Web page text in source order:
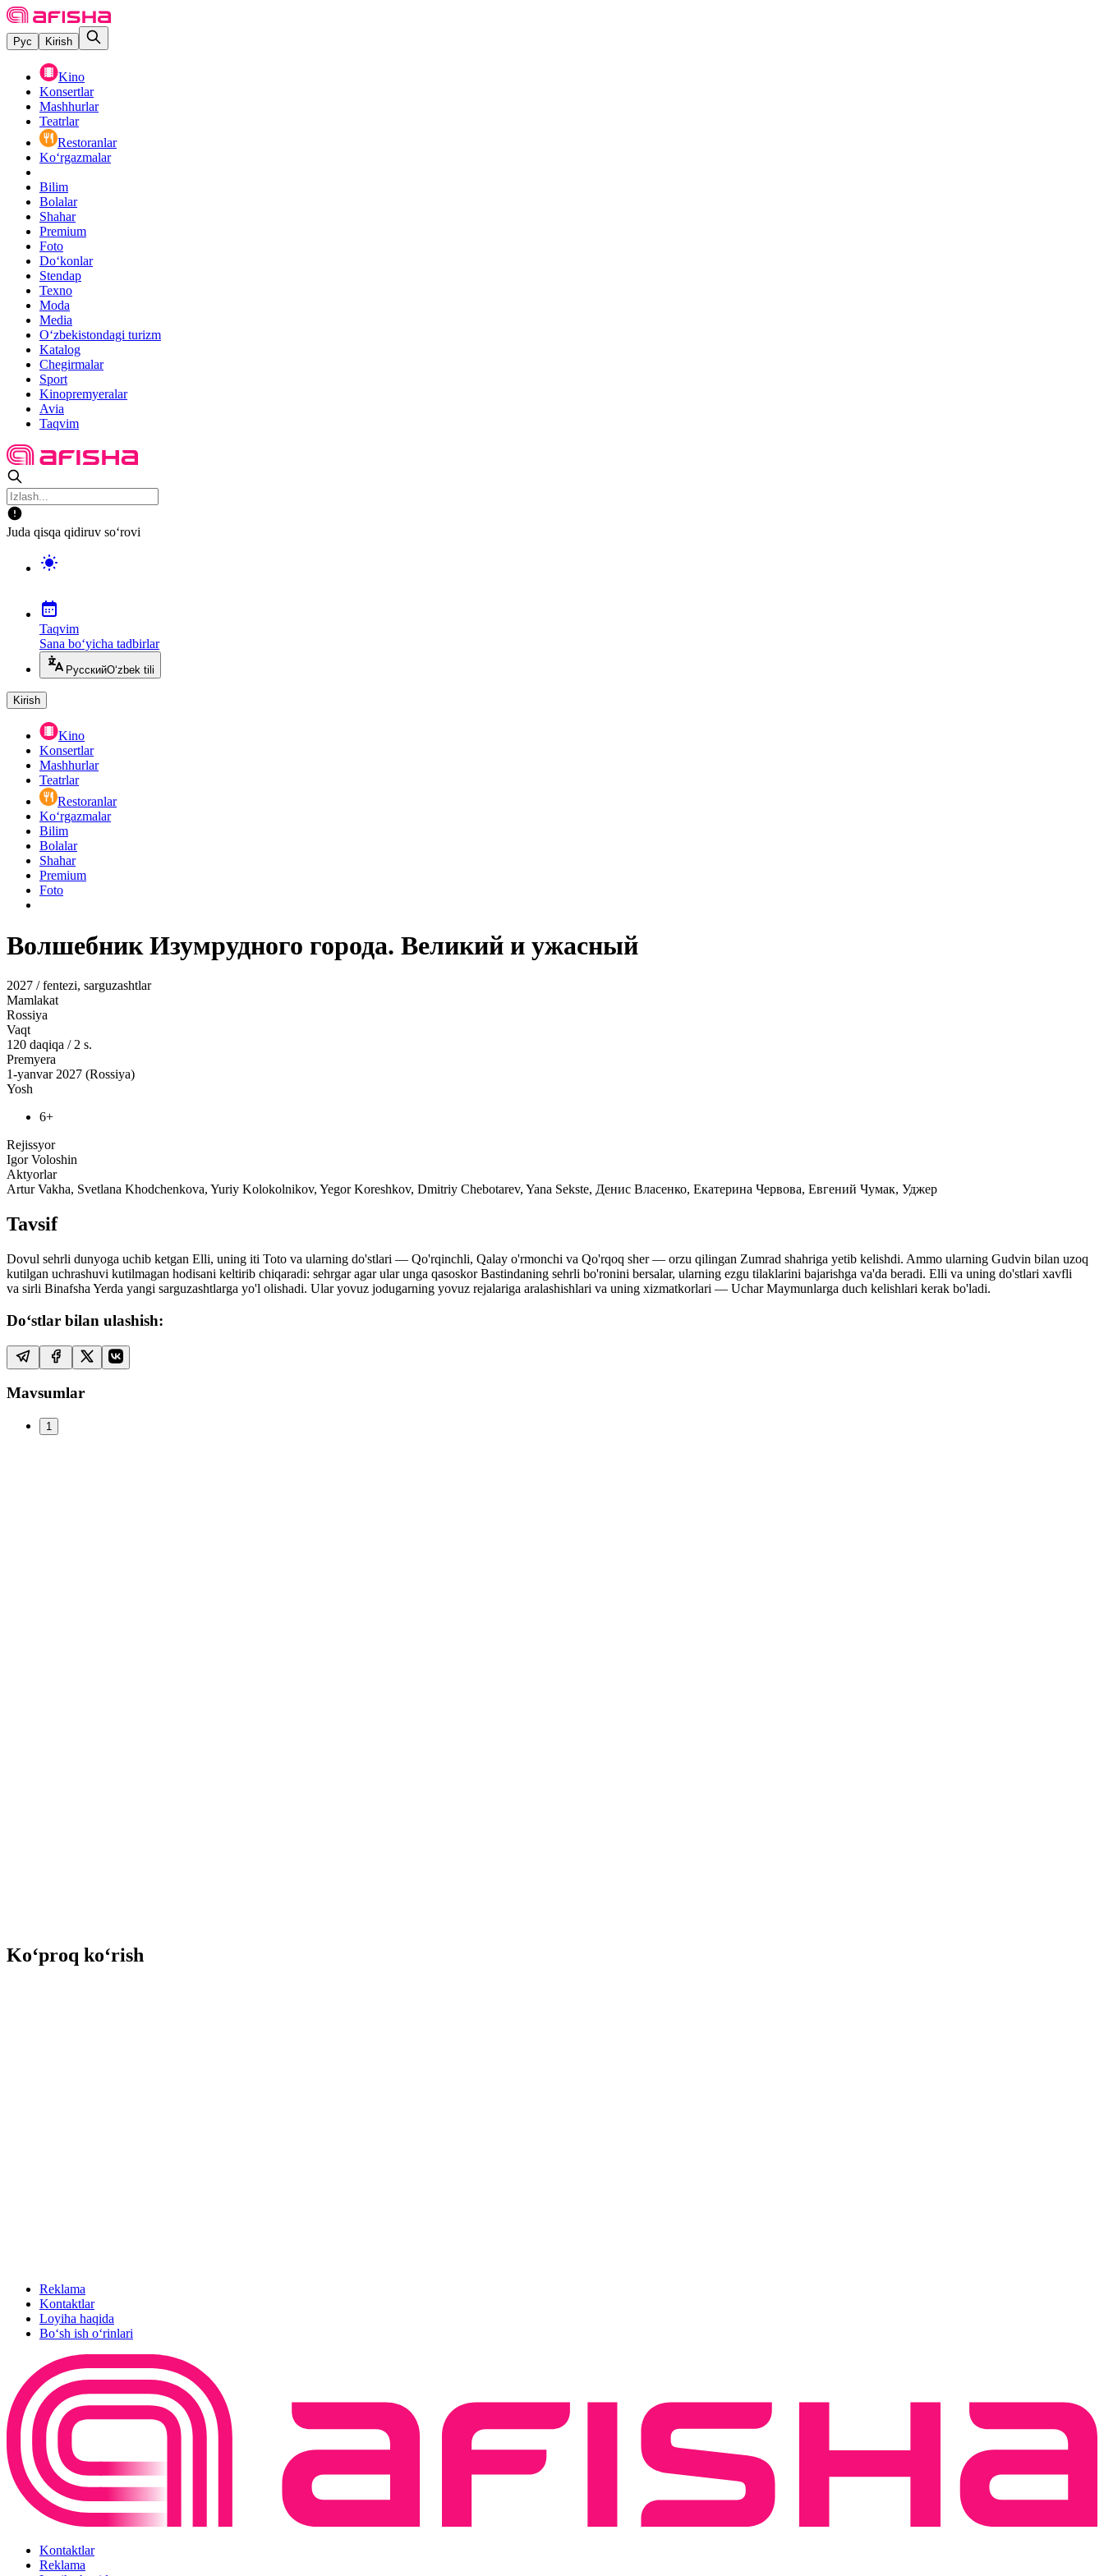
Рус Kirish
Kino
Konsertlar
Mashhurlar
Teatrlar
Restoranlar
Ko‘rgazmalar
Bilim
Bolalar
Shahar
Premium
Foto
Do‘konlar
Stendap
Texno
Moda
Media
O‘zbekistondagi turizm
Katalog
Chegirmalar
Sport
Kinopremyeralar
Avia
Taqvim
Juda qisqa qidiruv so‘rovi
Taqvim
Sana bo‘yicha tadbirlar
РусскийO‘zbek tili
Kirish
Kino
Konsertlar
Mashhurlar
Teatrlar
Restoranlar
Ko‘rgazmalar
Bilim
Bolalar
Shahar
Premium
Foto
Волшебник Изумрудного города. Великий и ужасный
2027 / fentezi, sarguzashtlar
Mamlakat
Rossiya
Vaqt
120 daqiqa / 2 s.
Premyera
1-yanvar 2027 (Rossiya)
Yosh
6+
Rejissyor
Igor Voloshin
Aktyorlar
Artur Vakha, Svetlana Khodchenkova, Yuriy Kolokolnikov, Yegor Koreshkov, Dmitriy Chebotarev, Yana Sekste, Денис Власенко, Екатерина Червова, Евгений Чумак, Уджер
Tavsif
Dovul sehrli dunyoga uchib ketgan Elli, uning iti Toto va ularning do'stlari — Qo'rqinchli, Qalay o'rmonchi va Qo'rqoq sher — orzu qilingan Zumrad shahriga yetib kelishdi. Ammo ularning Gudvin bilan uzoq
kutilgan uchrashuvi kutilmagan hodisani keltirib chiqaradi: sehrgar agar ular unga qasoskor Bastindaning sehrli bo'ronini bersalar, ularning ezgu tilaklarini bajarishga va'da beradi. Elli va uning do'stlari xavfli
va sirli Binafsha Yerda yangi sarguzashtlarga yo'l olishadi. Ular yovuz jodugarning yovuz rejalariga aralashishlari va uning xizmatkorlari — Uchar Maymunlarga duch kelishlari kerak bo'ladi.
Do‘stlar bilan ulashish:
Mavsumlar
1
Ko‘proq ko‘rish
Reklama
Kontaktlar
Loyiha haqida
Bo‘sh ish o‘rinlari
Kontaktlar
Reklama